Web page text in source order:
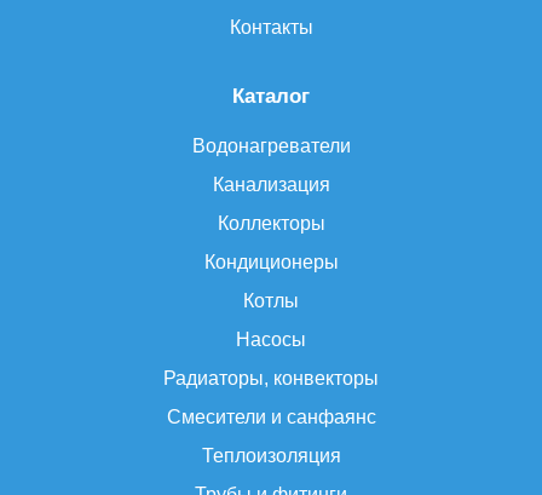
Каталог
Водонагреватели
Канализация
Коллекторы
Кондиционеры
Котлы
Насосы
Радиаторы, конвекторы
Смесители и санфаянс
Теплоизоляция
Контакты